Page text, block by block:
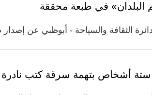
البلدان» في طبعة محققة
الثقافة والسياحة - أبوظبي عن
أشخاص بتهمة سرقة كتب